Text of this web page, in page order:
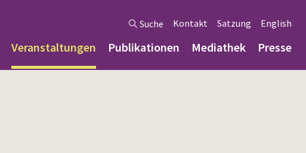
Suche Kontakt Satzung English
Veranstaltungen Publikationen Mediathek Presse